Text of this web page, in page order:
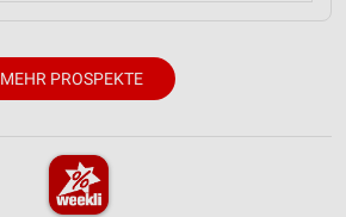
MEHR PROSPEKTE